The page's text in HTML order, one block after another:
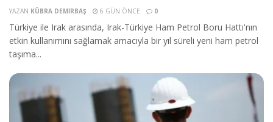
YAZAN KÜBRA DEMIRBAŞ 6 GÜN ÖNCE 0
Türkiye ile Irak arasında, Irak-Türkiye Ham Petrol Boru Hattı'nın
etkin kullanımını sağlamak amacıyla bir yıl süreli yeni ham petrol
taşıma...